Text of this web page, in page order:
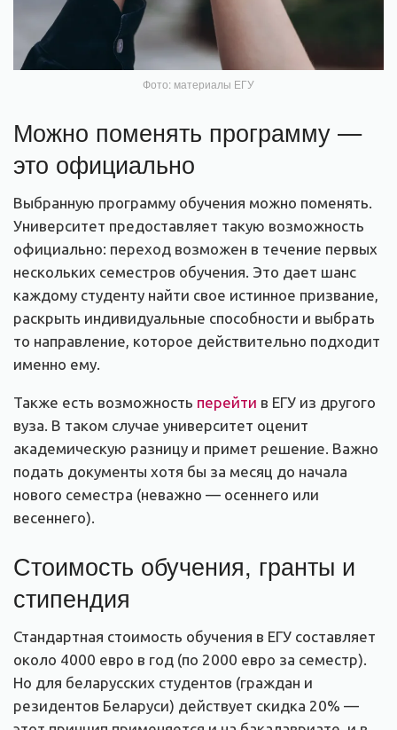
Фото: материалы ЕГУ
Можно поменять программу —
это официально
Выбранную программу обучения можно поменять.
Университет предоставляет такую возможность
официально: переход возможен в течение первых
нескольких семестров обучения. Это дает шанс
каждому студенту найти свое истинное призвание,
раскрыть индивидуальные способности и выбрать
то направление, которое действительно подходит
именно ему.
Также есть возможность перейти в ЕГУ из другого
вуза. В таком случае университет оценит
академическую разницу и примет решение. Важно
подать документы хотя бы за месяц до начала
нового семестра (неважно — осеннего или
весеннего).
Стоимость обучения, гранты и
стипендия
Стандартная стоимость обучения в ЕГУ составляет
около 4000 евро в год (по 2000 евро за семестр).
Но для беларусских студентов (граждан и
резидентов Беларуси) действует скидка 20% —